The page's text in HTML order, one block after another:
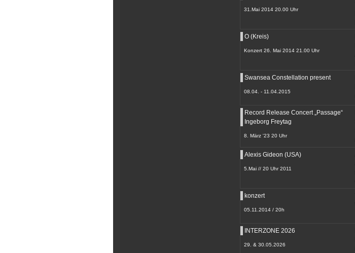
31.Mai 2014 20.00 Uhr
O (Kreis)
Konzert 26. Mai 2014 21.00 Uhr
Swansea Constellation present
08.04. - 11.04.2015
Record Release Concert „Passage“
Ingeborg Freytag
8. März '23 20 Uhr
Alexis Gideon (USA)
5.Mai // 20 Uhr 2011
konzert
05.11.2014 / 20h
INTERZONE 2026
29. & 30.05.2026